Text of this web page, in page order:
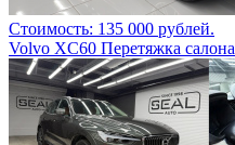
Стоимость: 135 000 рублей.
Volvo XC60 Перетяжка салона